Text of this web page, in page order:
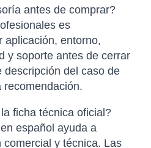
antes de comprar?
es
aplicación, entorno,
y soporte antes de cerrar
descripción del caso de
recomendación.
ficha técnica oficial?
español ayuda a
y técnica. Las